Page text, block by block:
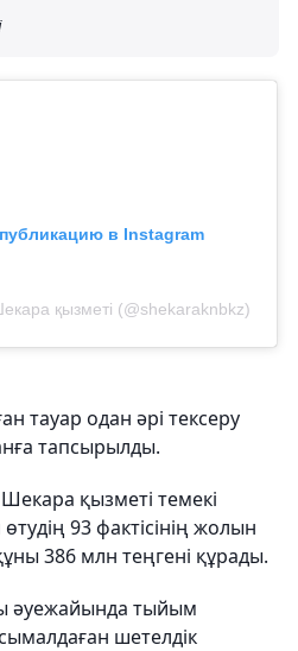
в Instagram
қызметі (@shekaraknbkz)
тауар одан әрі тексеру
тапсырылды.
қызметі темекі
93 фактісінің жолын
386 млн теңгені құрады.
әуежайында тыйым
шетелдік